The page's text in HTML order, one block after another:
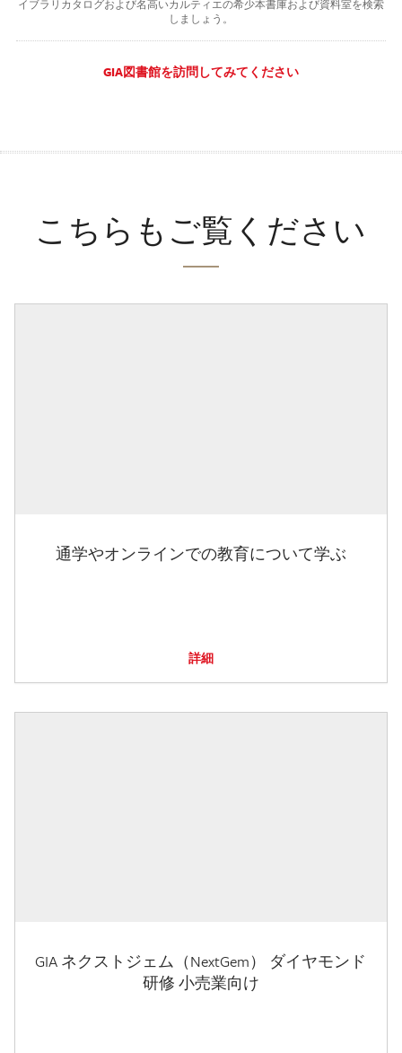
イブラリカタログおよび名高いカルティエの希少本書庫および資料室を検索
しましょう。
GIA図書館を訪問してみてください
こちらもご覧ください
通学やオンラインでの教育について学ぶ
詳細
GIA ネクストジェム（NextGem） ダイヤモンド
研修 小売業向け